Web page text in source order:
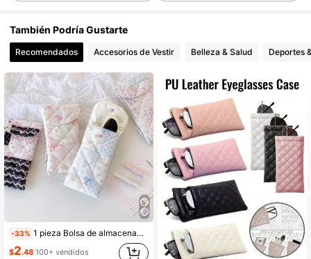
7.4K Seguidores
4.89 7.4K Seguidores
4.89 7.4K Seguidores
4.89 7.4K Seguidores
4.89 7.4K Seguidores
También Podría Gustarte
Recomendados Accesorios de Vestir Belleza & Salud Deportes
-33% 1 pieza Bolsa de almacenamiento de gafas con diseño floral de bloques de color, estuche de gafas de sol para viajes de verano, bolsa de almacenamiento de gafas de sol, bolsa de almacenamiento de gafas de sol con lazo brillante y botón a presión para niñas, estuche de lápices y útiles escolares para estudiantes, bolsa de almacenamiento de herramientas de brochas cosméticas, monedero misceláneo, bolsa de almacenamiento de gafas de unicolor minimalista resistente a arañazos, accesorios de gafas de sol, gafas de lectura, gafas para miopía, gafas para astigmatismo, bolsa de almacenamiento, unisex, esencial para mochila de regreso a la escuela, accesorios de viaje de verano en la playa, bolsa de viaje, suministros de estudio para vacaciones, gafas de sol para mujeres
$2.48 100+ vendidos